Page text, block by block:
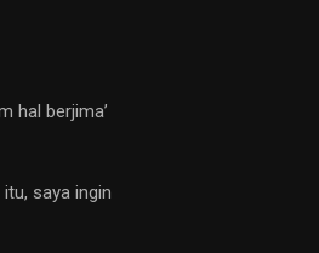
hal berjima’
saya ingin